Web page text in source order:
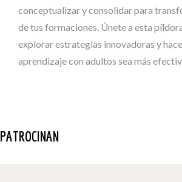
conceptualizar y consolidar para
de tus formaciones. Únete a esta
explorar estrategias innovadoras y
aprendizaje con adultos sea más
PATROCINAN